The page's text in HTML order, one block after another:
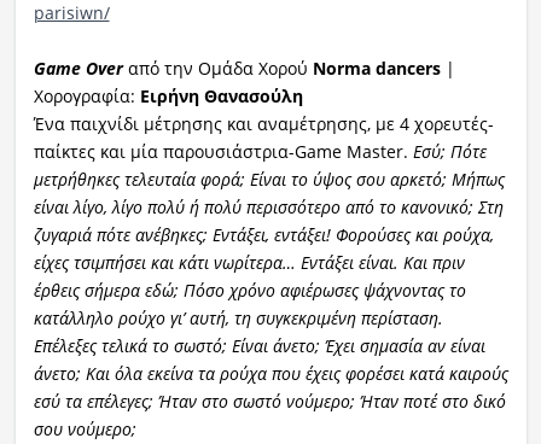
parisiwn/
Game Overαπό την Ομάδα Χορού Norma dancers |
Χορογραφία: Ειρήνη Θανασούλη
Ένα παιχνίδι μέτρησης και αναμέτρησης, με 4 χορευτές-
παίκτες και μία παρουσιάστρια-Game Master. Εσύ; Πότε
μετρήθηκες τελευταία φορά; Είναι το ύψος σου αρκετό; Μήπως
είναι λίγο, λίγο πολύ ή πολύ περισσότερο από το κανονικό; Στη
ζυγαριά πότε ανέβηκες; Εντάξει, εντάξει! Φορούσες και ρούχα,
είχες τσιμπήσει και κάτι νωρίτερα… Εντάξει είναι. Και πριν
έρθεις σήμερα εδώ; Πόσο χρόνο αφιέρωσες ψάχνοντας το
κατάλληλο ρούχο γι’ αυτή, τη συγκεκριμένη περίσταση.
Επέλεξες τελικά το σωστό; Είναι άνετο; Έχει σημασία αν είναι
άνετο; Και όλα εκείνα τα ρούχα που έχεις φορέσει κατά καιρούς
εσύ τα επέλεγες; Ήταν στο σωστό νούμερο; Ήταν ποτέ στο δικό
σου νούμερο;